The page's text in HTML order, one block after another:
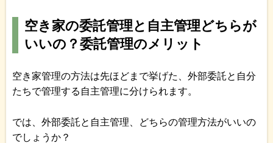
空き家の委託管理と自主管理どちらが
いいの？委託管理のメリット
空き家管理の方法は先ほどまで挙げた、外部委託と自分
たちで管理する自主管理に分けられます。
では、外部委託と自主管理、どちらの管理方法がいいの
でしょうか？